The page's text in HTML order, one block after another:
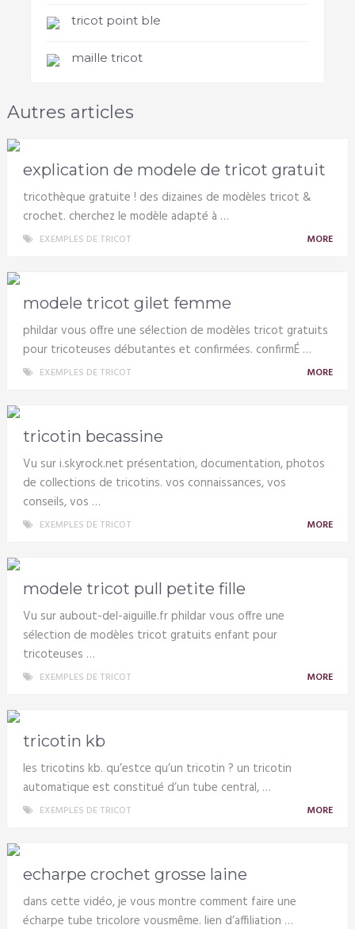
tricot point ble
maille tricot
Autres articles
explication de modele de tricot gratuit
tricothèque gratuite ! des dizaines de modèles tricot &
crochet. cherchez le modèle adapté à …
EXEMPLES DE TRICOT MORE
modele tricot gilet femme
phildar vous offre une sélection de modèles tricot gratuits
pour tricoteuses débutantes et confirmées. confirmÉ …
EXEMPLES DE TRICOT MORE
tricotin becassine
Vu sur i.skyrock.net présentation, documentation, photos
de collections de tricotins. vos connaissances, vos
conseils, vos …
EXEMPLES DE TRICOT MORE
modele tricot pull petite fille
Vu sur aubout-del-aiguille.fr phildar vous offre une
sélection de modèles tricot gratuits enfant pour
tricoteuses …
EXEMPLES DE TRICOT MORE
tricotin kb
les tricotins kb. qu’estce qu’un tricotin ? un tricotin
automatique est constitué d’un tube central, …
EXEMPLES DE TRICOT MORE
echarpe crochet grosse laine
dans cette vidéo, je vous montre comment faire une
écharpe tube tricolore vousmême. lien d’affiliation …